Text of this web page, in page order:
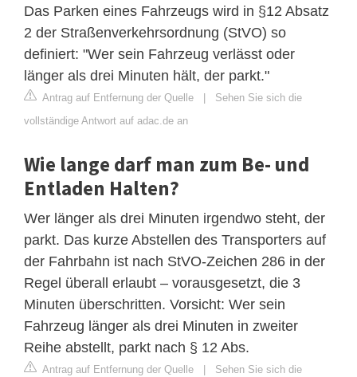
Das Parken eines Fahrzeugs wird in §12 Absatz
2 der Straßenverkehrsordnung (StVO) so
definiert: "Wer sein Fahrzeug verlässt oder
länger als drei Minuten hält, der parkt."
Antrag auf Entfernung der Quelle
Sehen Sie sich die
vollständige Antwort auf adac.de an
Wie lange darf man zum Be- und
Entladen Halten?
Wer länger als drei Minuten irgendwo steht, der
parkt. Das kurze Abstellen des Transporters auf
der Fahrbahn ist nach StVO-Zeichen 286 in der
Regel überall erlaubt – vorausgesetzt, die 3
Minuten überschritten. Vorsicht: Wer sein
Fahrzeug länger als drei Minuten in zweiter
Reihe abstellt, parkt nach § 12 Abs.
Antrag auf Entfernung der Quelle
Sehen Sie sich die